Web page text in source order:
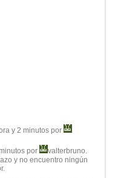
y 2 minutos por
por
valterbruno.
y no encuentro ningún